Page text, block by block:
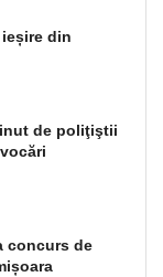
din
de poliţiştii
concurs de